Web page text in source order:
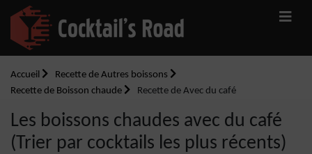
Accueil
Recette de Autres boissons
Recette de Boisson chaude
Recette de Avec du café
Les boissons chaudes avec du café
(Trier par cocktails les plus récents)